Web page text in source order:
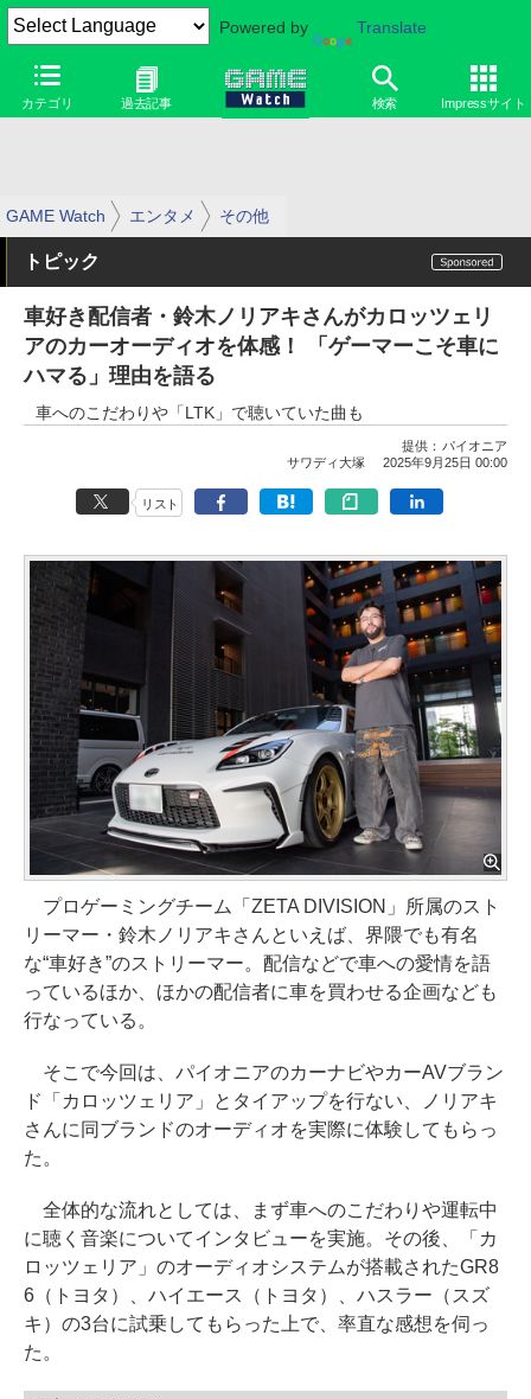
Powered by Translate
カテゴリ 過去記事 検索 Impressサイト
GAME Watch エンタメ その他
トピック
車好き配信者・鈴木ノリアキさんがカロッツェリ
アのカーオーディオを体感！ 「ゲーマーこそ車に
ハマる」理由を語る
車へのこだわりや「LTK」で聴いていた曲も
提供： パイオニア
サワディ大塚
2025年9月25日 00:00
リスト
プロゲーミングチーム「ZETA DIVISION」所属のスト
リーマー・鈴木ノリアキさんといえば、界隈でも有名
な“車好き”のストリーマー。配信などで車への愛情を語
っているほか、ほかの配信者に車を買わせる企画なども
行なっている。
そこで今回は、パイオニアのカーナビやカーAVブラン
ド「カロッツェリア」とタイアップを行ない、ノリアキ
さんに同ブランドのオーディオを実際に体験してもらっ
た。
全体的な流れとしては、まず車へのこだわりや運転中
に聴く音楽についてインタビューを実施。その後、「カ
ロッツェリア」のオーディオシステムが搭載されたGR8
6（トヨタ）、ハイエース（トヨタ）、ハスラー（スズ
キ）の3台に試乗してもらった上で、率直な感想を伺っ
た。